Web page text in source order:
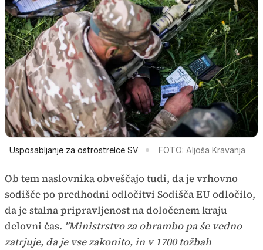
Usposabljanje za ostrostrelce SV FOTO: Aljoša Kravanja
Ob tem naslovnika obveščajo tudi, da je vrhovno
sodišče po predhodni odločitvi Sodišča EU odločilo,
da je stalna pripravljenost na določenem kraju
delovni čas. "Ministrstvo za obrambo pa še vedno
zatrjuje, da je vse zakonito, in v 1700 tožbah